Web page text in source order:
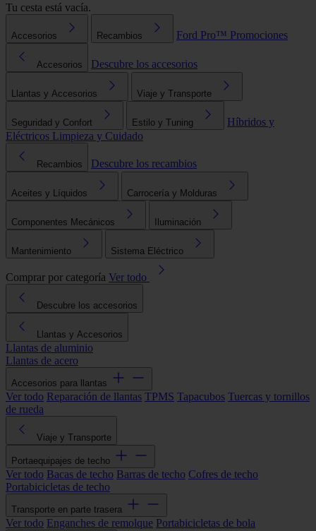
Tu cesta está vacía.
Accesorios Recambios Ford Pro™ Promociones
Accesorios Descubre los accesorios
Llantas y Accesorios Viaje y Transporte
Seguridad y Confort Estilo y Tuning
Híbridos y
Eléctricos Limpieza y Cuidado
Recambios Descubre los recambios
Aceites y Líquidos Carrocería y Molduras
Componentes Mecánicos Iluminación
Mantenimiento Sistema Eléctrico
Comprar por categoría Ver todo
Descubre los accesorios
Llantas y Accesorios
Llantas de aluminio
Llantas de acero
Accesorios para llantas
Ver todo Reparación de llantas TPMS Tapacubos Tuercas y tornillos
de rueda
Viaje y Transporte
Portaequipajes de techo
Ver todo Bacas de techo Barras de techo Cofres de techo
Portabicicletas de techo
Transporte en parte trasera
Ver todo Enganches de remolque Portabicicletas de bola